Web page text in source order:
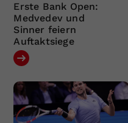
Erste Bank Open:
Medvedev und
Sinner feiern
Auftaktsiege